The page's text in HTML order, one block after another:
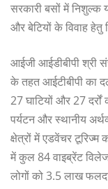
सरकारी बसों में निशुल्क
और बेटियों के विवाह हेतु
आईजी आईडीबीपी श्री
के तहत आईटीबीपी का
27 घाटियों और 27
पर्यटन और स्थानीय
क्षेत्रों में एडवेंचर
में कुल 84 वाइब्रेंट विलेज
लोगों को 3.5 लाख